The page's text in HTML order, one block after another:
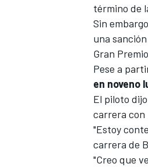
FÓRMULA E
término de
Sin
una
Gran
Pese a
en noveno
El piloto
carrera con
"Estoy
carrera de
"Creo que